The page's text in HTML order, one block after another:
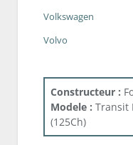
Volkswagen
Volvo
Constructeur :
Modele : Transit
(125Ch)